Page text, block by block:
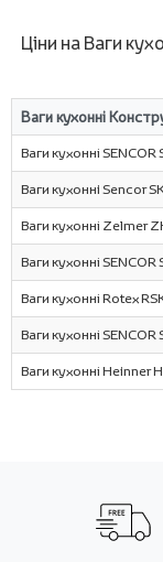
Ціни на Ваги
Ваги кухонні
Ваги кухонні
Ваги кухоннi Sencor
Ваги кухонні Zelmer
Ваги кухонні
Ваги кухонні Rotex
Ваги кухонні
Ваги кухонні Heinner